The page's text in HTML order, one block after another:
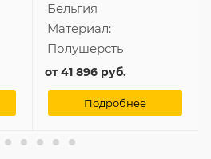
Бельгия
Материал:
Полушерсть
от41 896 руб.
Подробнее